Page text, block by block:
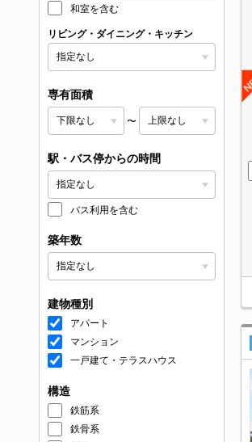
和室を含む
リビング・ダイニング・キッチン
専有面積
〜
駅・バス停からの時間
バス利用を含む
築年数
建物種別
アパート
マンション
一戸建て・テラスハウス
構造
鉄筋系
鉄骨系